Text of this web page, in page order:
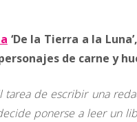
‘De la Tierra a la
de carne y
de escribir una
ponerse a leer un